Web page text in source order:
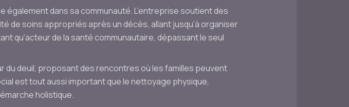
également dans sa communauté. L’entreprise soutient des
de soins appropriés après un décès, allant jusqu’à organiser
qu’acteur de la santé communautaire, dépassant le seul
du deuil, proposant des rencontres où les familles peuvent
est tout aussi important que le nettoyage physique,
holistique.